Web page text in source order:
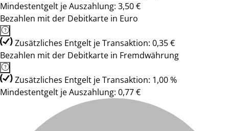
Mindestentgelt je Auszahlung: 3,50 €
Bezahlen mit der Debitkarte in Euro
Zusätzliches Entgelt je Transaktion: 0,35 €
Bezahlen mit der Debitkarte in Fremdwährung
Zusätzliches Entgelt je Transaktion: 1,00 %
Mindestentgelt je Auszahlung: 0,77 €